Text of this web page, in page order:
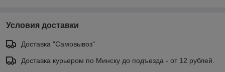
Условия доставки
Доставка "Самовывоз"
Доставка курьером по Минску до подъезда - от 12 рублей.